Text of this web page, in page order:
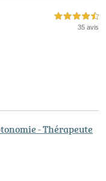
4,5 étoiles sur 5
35 avis
- Thérapeute